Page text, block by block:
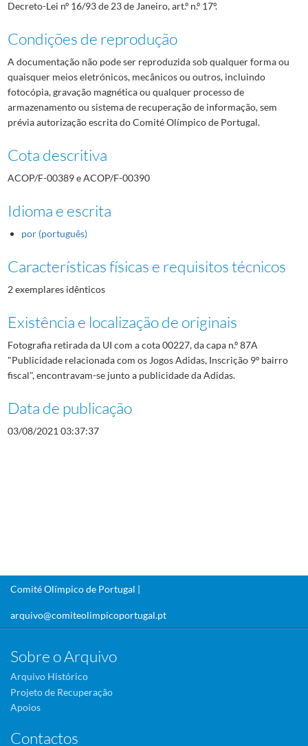
Decreto-Lei nº 16/93 de 23 de Janeiro, art.º n.º 17º.
Condições de reprodução
A documentação não pode ser reproduzida sob qualquer forma ou
quaisquer meios eletrónicos, mecânicos ou outros, incluindo
fotocópia, gravação magnética ou qualquer processo de
armazenamento ou sistema de recuperação de informação, sem
prévia autorização escrita do Comité Olímpico de Portugal.
Cota descritiva
ACOP/F-00389 e ACOP/F-00390
Idioma e escrita
por (português)
Características físicas e requisitos técnicos
2 exemplares idênticos
Existência e localização de originais
Fotografia retirada da UI com a cota 00227, da capa n.º 87A
"Publicidade relacionada com os Jogos Adidas, Inscrição 9º bairro
fiscal", encontravam-se junto a publicidade da Adidas.
Data de publicação
03/08/2021 03:37:37
Comité Olímpico de Portugal |
arquivo@comiteolimpicoportugal.pt
Sobre o Arquivo
Arquivo Histórico
Projeto de Recuperação
Apoios
Contactos